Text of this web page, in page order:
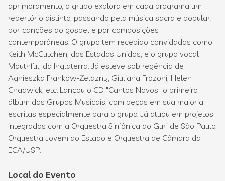
aprimoramento, o grupo explora em cada programa um
repertório distinto, passando pela música sacra e popular,
por canções do gospel e por composições
contemporâneas. O grupo tem recebido convidados como
Keith McCutchen, dos Estados Unidos, e o grupo vocal
Mouthful, da Inglaterra. Já esteve sob regência de
Agnieszka Franków-Żelazny, Giuliana Frozoni, Helen
Chadwick, etc. Lançou o CD "Cantos Novos" o primeiro
álbum dos Grupos Musicais, com peças em sua maioria
escritas especialmente para o grupo. Já atuou em projetos
integrados com a Orquestra Sinfônica do Guri de São Paulo,
Orquestra Jovem do Estado e Orquestra de Câmara da
ECA/USP.
Local do Evento